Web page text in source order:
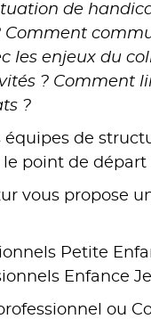
de
les enjeux du
? Comment
?
de
point de départ
vous propose
Petite
Enfance
ou